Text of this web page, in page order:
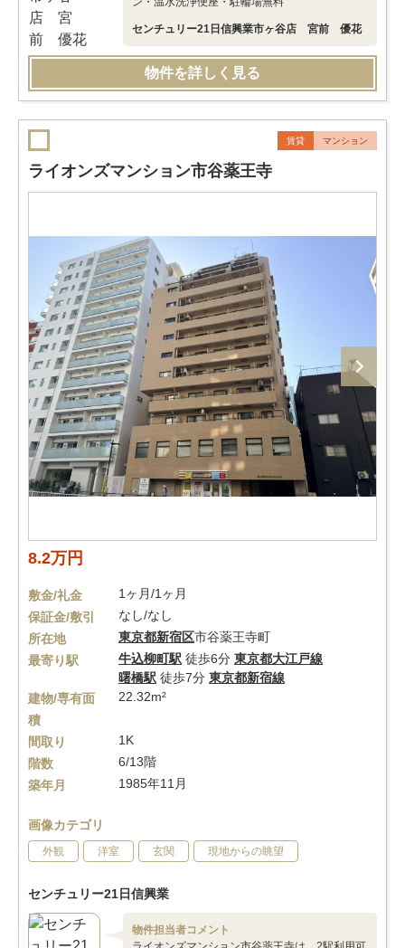
センチュリー21日信興業市ヶ谷店 宮前 優花
物件を詳しく見る
賃貸 マンション
ライオンズマンション市谷薬王寺
8.2万円
敷金/礼金
1ヶ月/1ヶ月
保証金/敷引
なし/なし
所在地
東京都新宿区市谷薬王寺町
最寄り駅
牛込柳町駅 徒歩6分 東京都大江戸線
曙橋駅 徒歩7分 東京都新宿線
建物/専有面
積
22.32m²
間取り
1K
階数
6/13階
築年月
1985年11月
画像カテゴリ
外観 洋室 玄関 現地からの眺望
センチュリー21日信興業
物件担当者コメント